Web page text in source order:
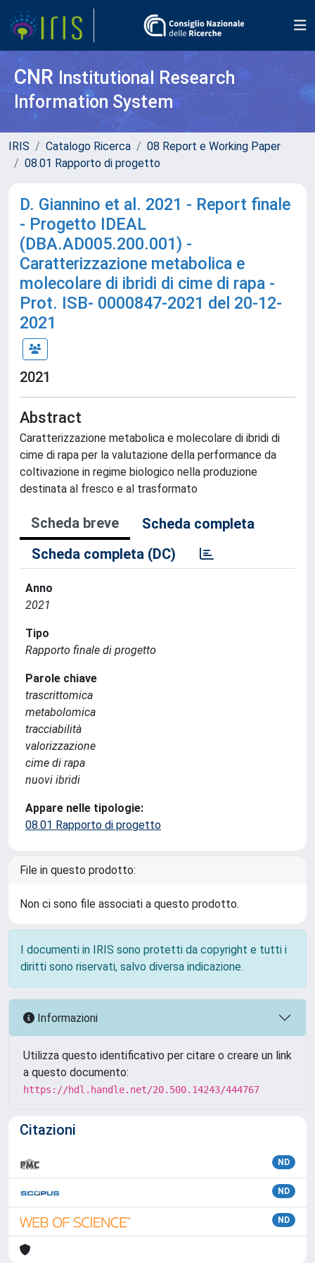
CNR Institutional Research
Information System
IRIS Catalogo Ricerca
08 Report e Working Paper
08.01 Rapporto di progetto
D. Giannino et al. 2021 - Report finale
- Progetto IDEAL
(DBA.AD005.200.001) -
Caratterizzazione metabolica e
molecolare di ibridi di cime di rapa -
Prot. ISB- 0000847-2021 del 20-12-
2021
2021
Abstract
Caratterizzazione metabolica e molecolare di ibridi di
cime di rapa per la valutazione della performance da
coltivazione in regime biologico nella produzione
destinata al fresco e al trasformato
Scheda breve
Scheda completa
Scheda completa (DC)
Anno
2021
Tipo
Rapporto finale di progetto
Parole chiave
trascrittomica
metabolomica
tracciabilità
valorizzazione
cime di rapa
nuovi ibridi
Appare nelle tipologie:
08.01 Rapporto di progetto
File in questo prodotto:
Non ci sono file associati a questo prodotto.
I documenti in IRIS sono protetti da copyright e tutti i
diritti sono riservati, salvo diversa indicazione.
Informazioni
Utilizza questo identificativo per citare o creare un link
a questo documento:
https://hdl.handle.net/20.500.14243/444767
Citazioni
ND
ND
ND